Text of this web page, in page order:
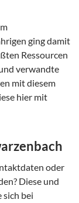
ging damit
Ressourcen
verwandte
mit diesem
hier mit
oder
Diese und
sich bei